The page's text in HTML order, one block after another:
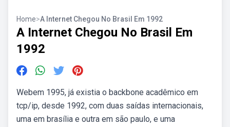
Home>A Internet Chegou No Brasil Em 1992
A Internet Chegou No Brasil Em
1992
Webem 1995, já existia o backbone acadêmico em
tcp/ip, desde 1992, com duas saídas internacionais,
uma em brasília e outra em são paulo, e uma